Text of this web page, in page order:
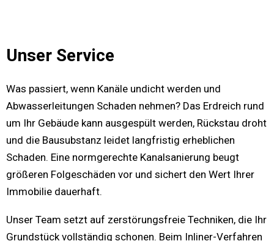
Unser Service
Was passiert, wenn Kanäle undicht werden und
Abwasserleitungen Schaden nehmen? Das Erdreich rund
um Ihr Gebäude kann ausgespült werden, Rückstau droht
und die Bausubstanz leidet langfristig erheblichen
Schaden. Eine normgerechte Kanalsanierung beugt
größeren Folgeschäden vor und sichert den Wert Ihrer
Immobilie dauerhaft.
Unser Team setzt auf zerstörungsfreie Techniken, die Ihr
Grundstück vollständig schonen. Beim Inliner-Verfahren